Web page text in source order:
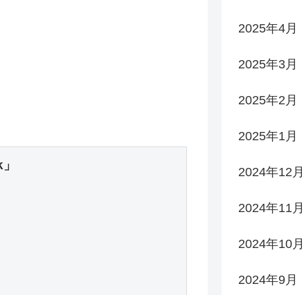
2025年4月
2025年3月
2025年2月
2025年1月
2024年12月
2024年11月
2024年10月
2024年9月